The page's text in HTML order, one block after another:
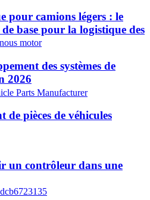
pour camions légers : le
base pour la logistique des
des systèmes de
2026
pièces de véhicules
un contrôleur dans une